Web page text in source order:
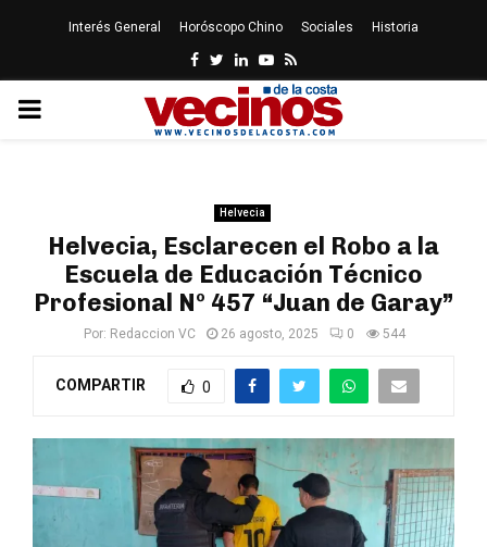
Interés General Horóscopo Chino Sociales Historia
Facebook
Twitter
LinkedinYoutube
Rss
PRIMARY
Helvecia
Helvecia, Esclarecen el Robo a la
Escuela de Educación Técnico
Profesional Nº 457 “Juan de Garay”
Por: Redaccion VC 26 agosto, 2025 0 544
COMPARTIR 0